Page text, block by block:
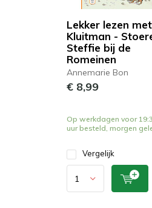
Lekker lezen met
Kluitman -
Steffie bij de
Romeinen
Annemarie Bon
€ 8,99
Op werkdagen voor
uur besteld, morgen
Vergelijk